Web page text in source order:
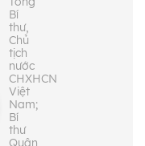
Bí
thư,
Chủ
tịch
nước
CHXHCN
Việt
Nam;
Bí
thư
Quân